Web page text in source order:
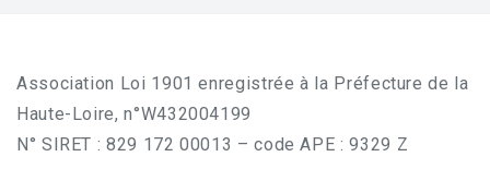
Association Loi 1901 enregistrée à la Préfecture de la
Haute-Loire, n°W432004199
N° SIRET : 829 172 00013 – code APE : 9329 Z